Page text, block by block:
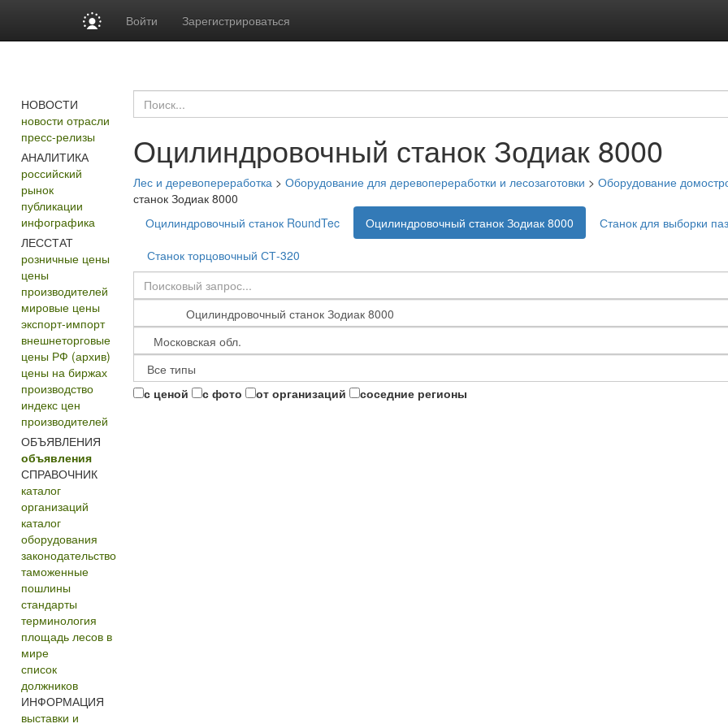
Войти Зарегистрироваться
НОВОСТИ
новости отрасли
пресс-релизы
АНАЛИТИКА
российский
рынок
публикации
инфографика
ЛЕССТАТ
розничные цены
цены
производителей
мировые цены
экспорт-импорт
внешнеторговые
цены РФ (архив)
цены на биржах
производство
индекс цен
производителей
ОБЪЯВЛЕНИЯ
объявления
СПРАВОЧНИК
каталог
организаций
каталог
оборудования
законодательство
таможенные
пошлины
стандарты
терминология
площадь лесов в
мире
список
должников
ИНФОРМАЦИЯ
выставки и
Оцилиндровочный станок Зодиак 8000
Лес и деревопереработка> Оборудование для деревопереработки и лесозаготовки > Оборудование
станок Зодиак 8000
Оцилиндровочный станок RoundTec
Оцилиндровочный станок Зодиак 8000
Станок для выборки
Станок торцовочный СТ-320
с ценой с фото от организаций соседние регионы